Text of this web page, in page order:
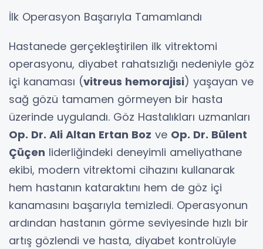
İlk Operasyon Başarıyla Tamamlandı
Hastanede gerçekleştirilen ilk vitrektomi
operasyonu, diyabet rahatsızlığı nedeniyle göz
içi kanaması (vitreus hemorajisi) yaşayan ve
sağ gözü tamamen görmeyen bir hasta
üzerinde uygulandı. Göz Hastalıkları uzmanları
Op. Dr. Ali Altan Ertan Boz ve Op. Dr. Bülent
Çüçen liderliğindeki deneyimli ameliyathane
ekibi, modern vitrektomi cihazını kullanarak
hem hastanın kataraktını hem de göz içi
kanamasını başarıyla temizledi. Operasyonun
ardından hastanın görme seviyesinde hızlı bir
artış gözlendi ve hasta, diyabet kontrolüyle